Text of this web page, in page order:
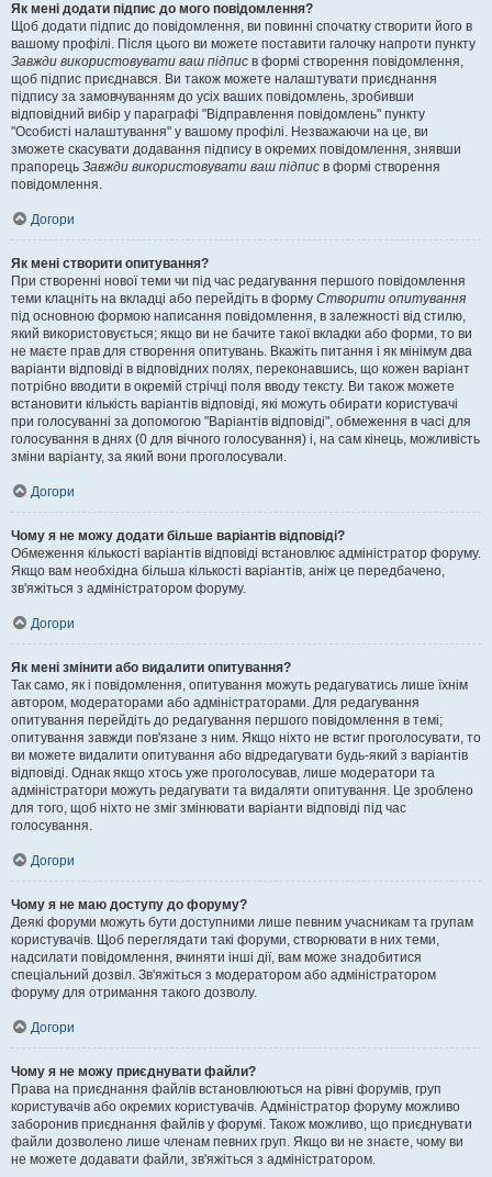
Як мені додати підпис до мого повідомлення?
Щоб додати підпис до повідомлення, ви повинні спочатку створити його в
вашому профілі. Після цього ви можете поставити галочку напроти пункту
Завжди використовувати ваш підпис в формі створення повідомлення,
щоб підпис приєднався. Ви також можете налаштувати приєднання
підпису за замовчуванням до усіх ваших повідомлень, зробивши
відповідний вибір у параграфі "Відправлення повідомлень" пункту
"Особисті налаштування" у вашому профілі. Незважаючи на це, ви
зможете скасувати додавання підпису в окремих повідомлення, знявши
прапорець Завжди використовувати ваш підпис в формі створення
повідомлення.
Догори
Як мені створити опитування?
При створенні нової теми чи під час редагування першого повідомлення
теми клацніть на вкладці або перейдіть в форму Створити опитування
під основною формою написання повідомлення, в залежності від стилю,
який використовується; якщо ви не бачите такої вкладки або форми, то ви
не маєте прав для створення опитувань. Вкажіть питання і як мінімум два
варіанти відповіді в відповідних полях, переконавшись, що кожен варіант
потрібно вводити в окремій стрічці поля вводу тексту. Ви також можете
встановити кількість варіантів відповіді, які можуть обирати користувачі
при голосуванні за допомогою "Варіантів відповіді", обмеження в часі для
голосування в днях (0 для вічного голосування) і, на сам кінець, можливість
зміни варіанту, за який вони проголосували.
Догори
Чому я не можу додати більше варіантів відповіді?
Обмеження кількості варіантів відповіді встановлює адміністратор форуму.
Якщо вам необхідна більша кількості варіантів, аніж це передбачено,
зв'яжіться з адміністратором форуму.
Догори
Як мені змінити або видалити опитування?
Так само, як і повідомлення, опитування можуть редагуватись лише їхнім
автором, модераторами або адміністраторами. Для редагування
опитування перейдіть до редагування першого повідомлення в темі;
опитування завжди пов'язане з ним. Якщо ніхто не встиг проголосувати, то
ви можете видалити опитування або відредагувати будь-який з варіантів
відповіді. Однак якщо хтось уже проголосував, лише модератори та
адміністратори можуть редагувати та видаляти опитування. Це зроблено
для того, щоб ніхто не зміг змінювати варіанти відповіді під час
голосування.
Догори
Чому я не маю доступу до форуму?
Деякі форуми можуть бути доступними лише певним учасникам та групам
користувачів. Щоб переглядати такі форуми, створювати в них теми,
надсилати повідомлення, вчиняти інші дії, вам може знадобитися
спеціальний дозвіл. Зв'яжіться з модератором або адміністратором
форуму для отримання такого дозволу.
Догори
Чому я не можу приєднувати файли?
Права на приєднання файлів встановлюються на рівні форумів, груп
користувачів або окремих користувачів. Адміністратор форуму можливо
заборонив приєднання файлів у форумі. Також можливо, що приєднувати
файли дозволено лише членам певних груп. Якщо ви не знаєте, чому ви
не можете додавати файли, зв'яжіться з адміністратором.